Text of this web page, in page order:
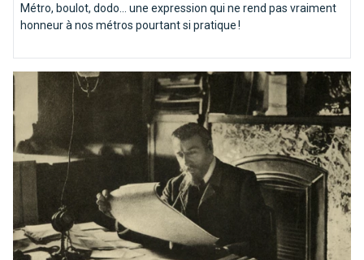
Métro, boulot, dodo… une expression qui ne rend pas vraiment
honneur à nos métros pourtant si pratique !
Victor Horta, père de l’Art nouveau à Bruxelles